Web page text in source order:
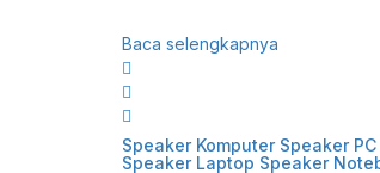
Baca selengkapnya
Speaker Komputer Speaker PC
Speaker Laptop Speaker